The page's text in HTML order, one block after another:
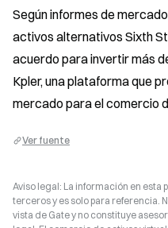
Según informes de
activos alternativos Sixth
acuerdo para invertir más
Kpler, una plataforma que
mercado para el comercio
Ver fuente
Aviso legal: La información en esta
terceros y es solo para referencia.
vista de Gate y no constituye